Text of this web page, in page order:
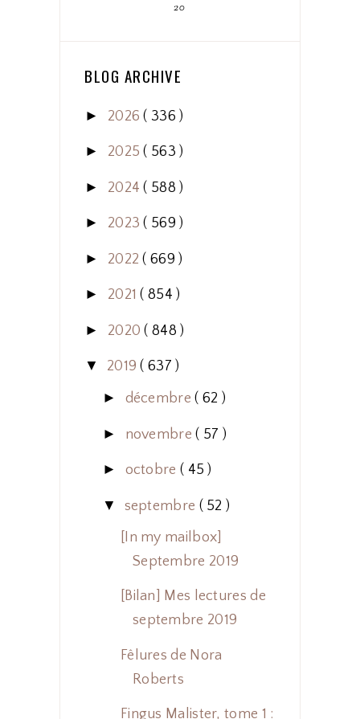
20
BLOG ARCHIVE
► 2026( 336 )
► 2025( 563 )
► 2024( 588 )
► 2023( 569 )
► 2022( 669 )
► 2021( 854 )
► 2020( 848 )
▼ 2019( 637 )
► décembre( 62 )
► novembre( 57 )
► octobre ( 45 )
▼ septembre ( 52 )
[In my mailbox]
Septembre 2019
[Bilan] Mes lectures de
septembre 2019
Fêlures de Nora
Roberts
Fingus Malister, tome 1 :